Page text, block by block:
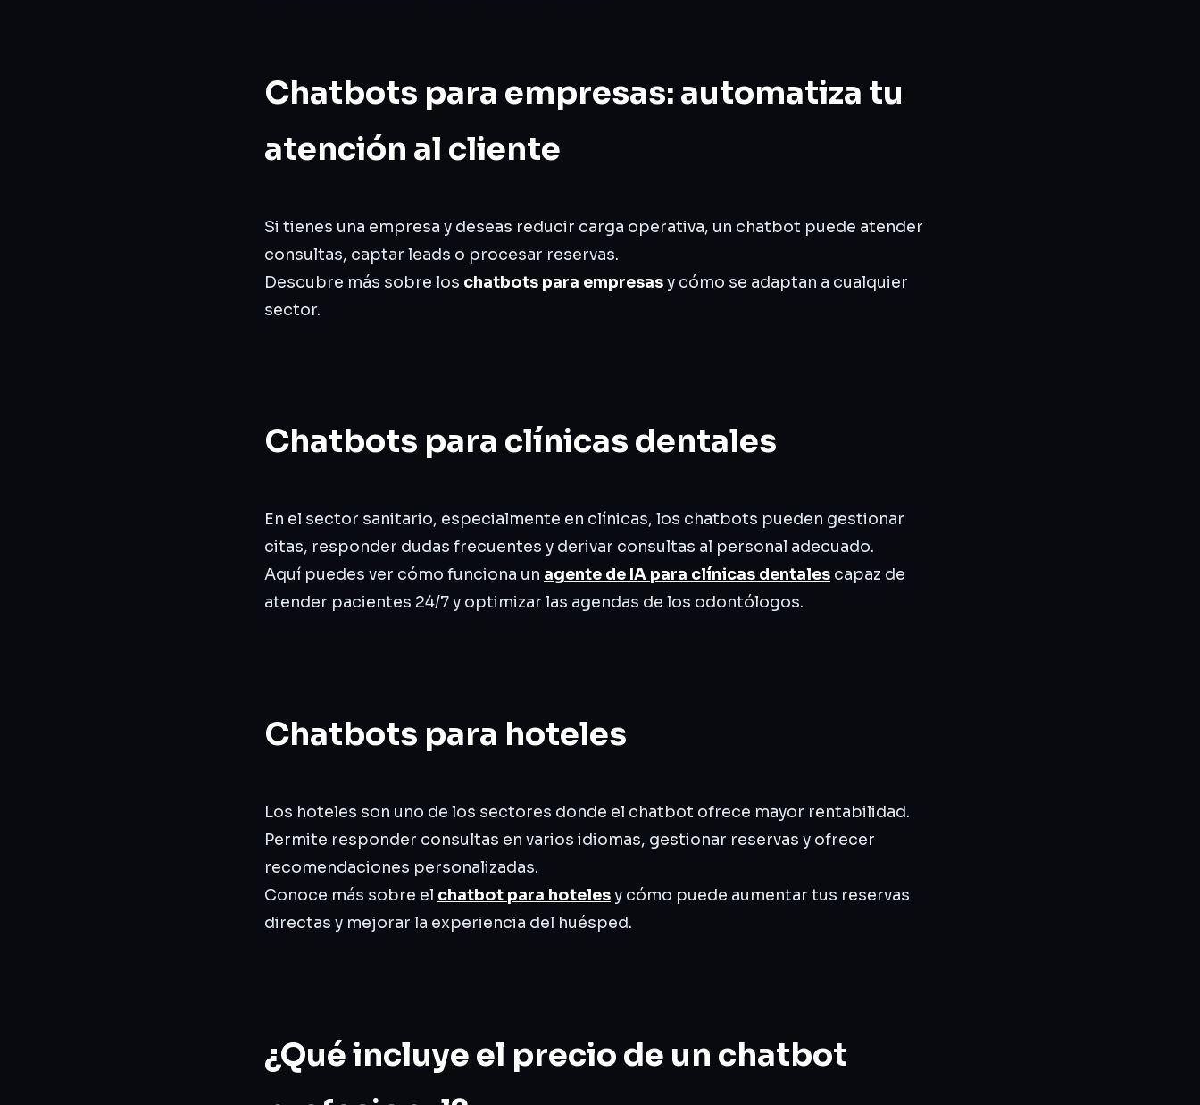
Chatbots para empresas: automatiza tu
atención al cliente
Si tienes una empresa y deseas reducir carga operativa, un chatbot puede atender
consultas, captar leads o procesar reservas.
Descubre más sobre los chatbots para empresasy cómo se adaptan a cualquier
sector.
Chatbots para clínicas dentales
En el sector sanitario, especialmente en clínicas, los chatbots pueden gestionar
citas, responder dudas frecuentes y derivar consultas al personal adecuado.
Aquí puedes ver cómo funciona un agente de IA para clínicas dentales capaz de
atender pacientes 24/7 y optimizar las agendas de los odontólogos.
Chatbots para hoteles
Los hoteles son uno de los sectores donde el chatbot ofrece mayor rentabilidad.
Permite responder consultas en varios idiomas, gestionar reservas y ofrecer
recomendaciones personalizadas.
Conoce más sobre el chatbot para hotelesy cómo puede aumentar tus reservas
directas y mejorar la experiencia del huésped.
¿Qué incluye el precio de un chatbot